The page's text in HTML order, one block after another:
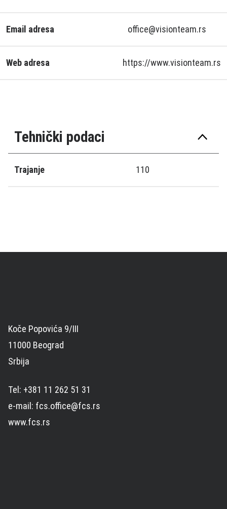
Email adresa office@visionteam.rs
Web adresa https://www.visionteam.rs
Tehnički podaci
Trajanje 110
Koče Popovića 9/III
11000 Beograd
Srbija
Tel: +381 11 262 51 31
e-mail: fcs.office@fcs.rs
www.fcs.rs